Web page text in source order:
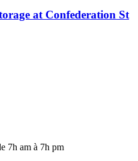
at Confederation St
7h am à 7h pm